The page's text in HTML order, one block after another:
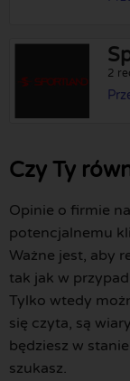
2
Czy Ty
Opinie o firmie
potencjalnemu
Ważne jest, aby
tak jak w
Tylko wtedy
się czyta, są
będziesz w
szukasz.